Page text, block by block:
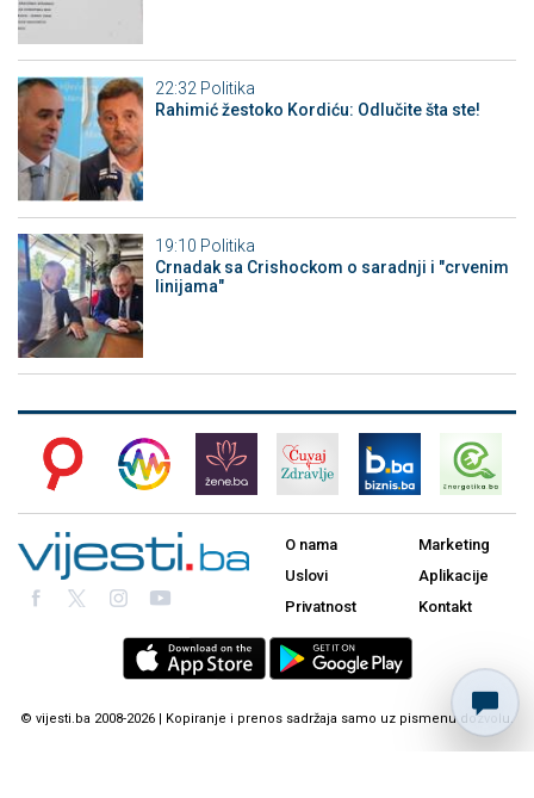
22:32 Politika
Rahimić žestoko Kordiću: Odlučite šta ste!
19:10 Politika
Crnadak sa Crishockom o saradnji i "crvenim
linijama"
O nama
Uslovi
Privatnost
Marketing
Aplikacije
Kontakt
© vijesti.ba 2008-2026 | Kopiranje i prenos sadržaja samo uz pismenu dozvolu.